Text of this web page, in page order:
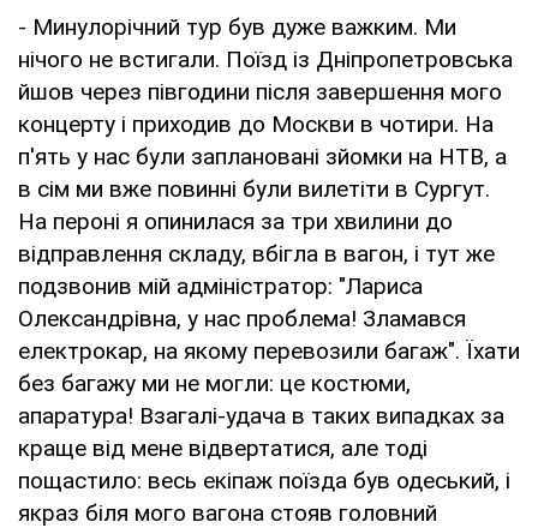
- Минулорічний тур був дуже важким. Ми
нічого не встигали. Поїзд із Дніпропетровська
йшов через півгодини після завершення мого
концерту і приходив до Москви в чотири. На
п'ять у нас були заплановані зйомки на НТВ, а
в сім ми вже повинні були вилетіти в Сургут.
На пероні я опинилася за три хвилини до
відправлення складу, вбігла в вагон, і тут же
подзвонив мій адміністратор: "Лариса
Олександрівна, у нас проблема! Зламався
електрокар, на якому перевозили багаж". Їхати
без багажу ми не могли: це костюми,
апаратура! Взагалі-удача в таких випадках за
краще від мене відвертатися, але тоді
пощастило: весь екіпаж поїзда був одеський, і
якраз біля мого вагона стояв головний